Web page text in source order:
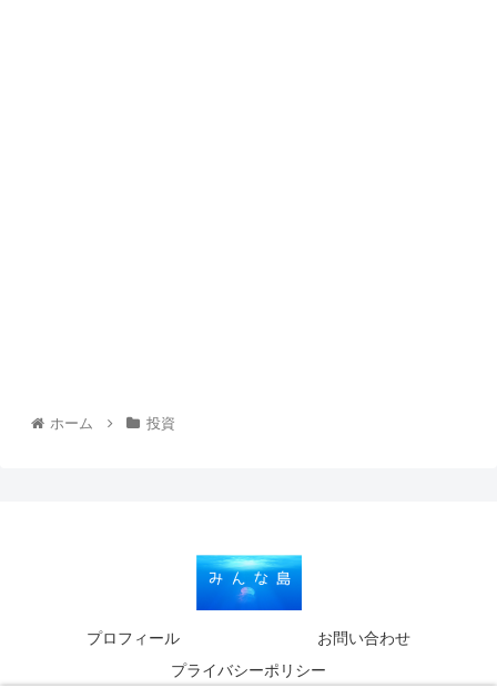
ホーム 投資
プロフィール
お問い合わせ
プライバシーポリシー